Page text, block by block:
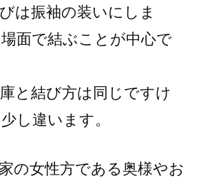
は振袖の装いにしま
面で結ぶことが中心で
と結び方は同じですけ
し違います。
の女性方である奥様やお